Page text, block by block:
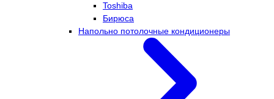
Toshiba
Бирюса
Напольно потолочные кондиционеры